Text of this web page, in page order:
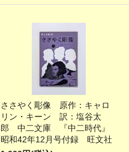
ささやく彫像 原作：キャロ
リン・キーン 訳：塩谷太
郎 中二文庫 『中二時代』
昭和42年12月号付録 旺文社